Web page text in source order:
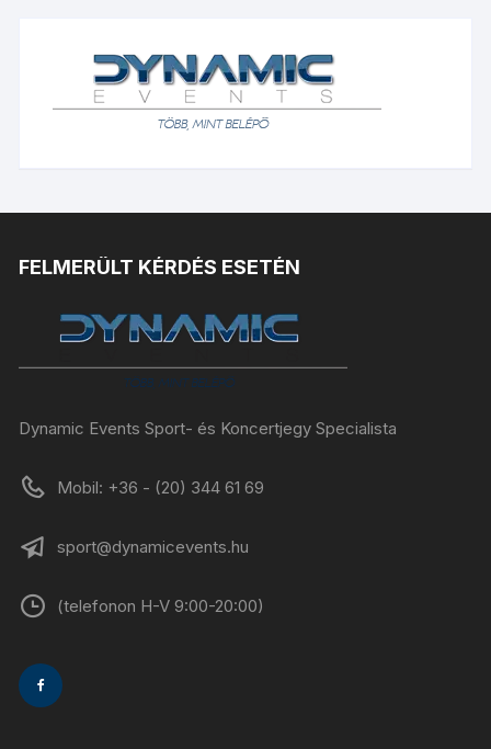
FELMERÜLT KÉRDÉS ESETÉN
Dynamic Events Sport- és Koncertjegy Specialista
Mobil: +36 - (20) 344 61 69
sport@dynamicevents.hu
(telefonon H-V 9:00-20:00)